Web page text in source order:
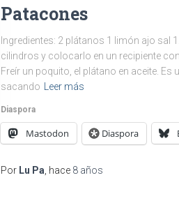
Patacones
Ingredientes: 2 plátanos 1 limón ajo sal
cilindros y colocarlo en un recipiente
Freír un poquito, el plátano en aceite. Es
sacando
Leer más
Diaspora
Mastodon Diaspora
Por Lu Pa , hace 8 años